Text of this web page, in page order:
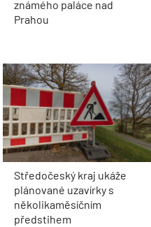
známého paláce nad
Prahou
Středočeský kraj ukáže
plánované uzavírky s
několikaměsíčním
předstihem